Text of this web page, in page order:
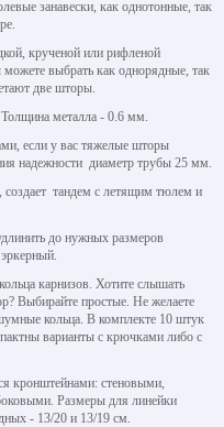
занавески, как однотонные, так
крученой или рифленой
выбрать как однорядные, так
две шторы.
металла - 0.6 мм.
если у вас тяжелые шторы
надежности диаметр трубы 25 мм.
создает тандем с летящим тюлем и
до нужных размеров
карнизов. Хотите слышать
Выбирайте простые. Не желаете
кольца. В комплекте 10 штук
варианты с крючками либо с
кронштейнами: стеновыми,
Размеры для линейки
- 13/20 и 13/19 см.